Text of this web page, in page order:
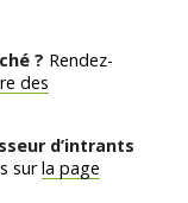
? Rendez-
des
d’intrants
surla page